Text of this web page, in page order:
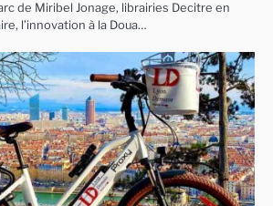
de Miribel Jonage, librairies Decitre en
l’innovation à la Doua…